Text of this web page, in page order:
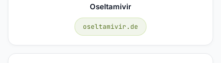
Oseltamivir
oseltamivir.de